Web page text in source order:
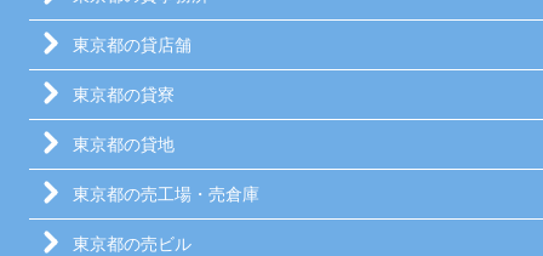
東京都の貸店舗
東京都の貸寮
東京都の貸地
東京都の売工場・売倉庫
東京都の売ビル